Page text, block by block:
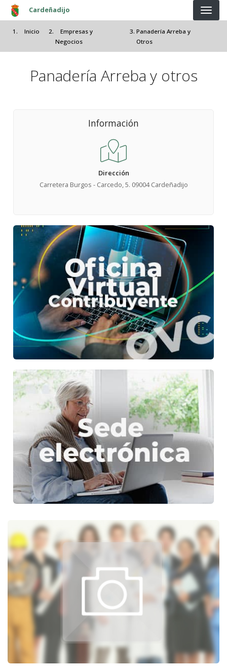
Pasar al contenido principal
Cardeñadijo
Inicio
Empresas y
Negocios
Panadería Arreba y
Otros
Panadería Arreba y otros
Información
Dirección
Carretera Burgos - Carcedo, 5. 09004 Cardeñadijo